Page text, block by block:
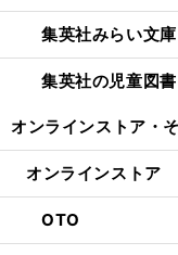
集英社みらい文庫
集英社の児童図
オンラインストア・
オンラインストア
OTO